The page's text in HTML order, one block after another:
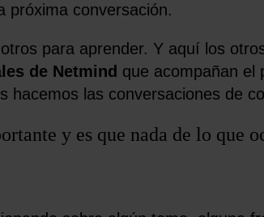
próxima conversación.
para aprender. Y aquí los
de Netmind que acompañan el
hacemos las conversaciones de
y es que nada de lo que